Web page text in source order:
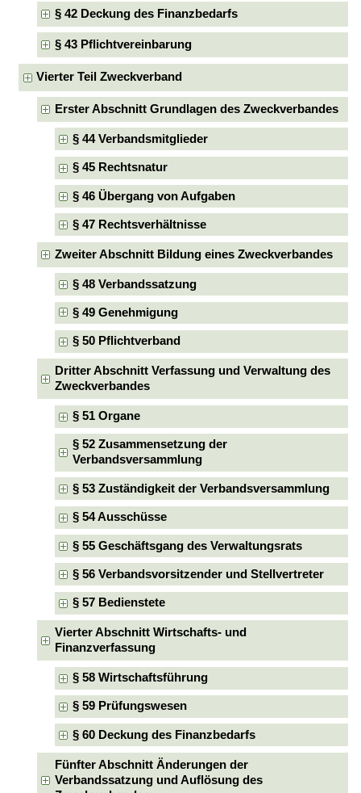
§ 42 Deckung des Finanzbedarfs
§ 43 Pflichtvereinbarung
Vierter Teil Zweckverband
Erster Abschnitt Grundlagen des Zweckverbandes
§ 44 Verbandsmitglieder
§ 45 Rechtsnatur
§ 46 Übergang von Aufgaben
§ 47 Rechtsverhältnisse
Zweiter Abschnitt Bildung eines Zweckverbandes
§ 48 Verbandssatzung
§ 49 Genehmigung
§ 50 Pflichtverband
Dritter Abschnitt Verfassung und Verwaltung des
Zweckverbandes
§ 51 Organe
§ 52 Zusammensetzung der
Verbandsversammlung
§ 53 Zuständigkeit der Verbandsversammlung
§ 54 Ausschüsse
§ 55 Geschäftsgang des Verwaltungsrats
§ 56 Verbandsvorsitzender und Stellvertreter
§ 57 Bedienstete
Vierter Abschnitt Wirtschafts- und
Finanzverfassung
§ 58 Wirtschaftsführung
§ 59 Prüfungswesen
§ 60 Deckung des Finanzbedarfs
Fünfter Abschnitt Änderungen der
Verbandssatzung und Auflösung des